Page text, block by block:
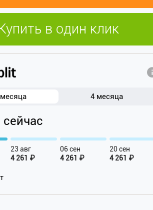
в один клик
4 месяца
23 авг
4 261 ₽
06 сен
4 261 ₽
20 сен
4 261 ₽